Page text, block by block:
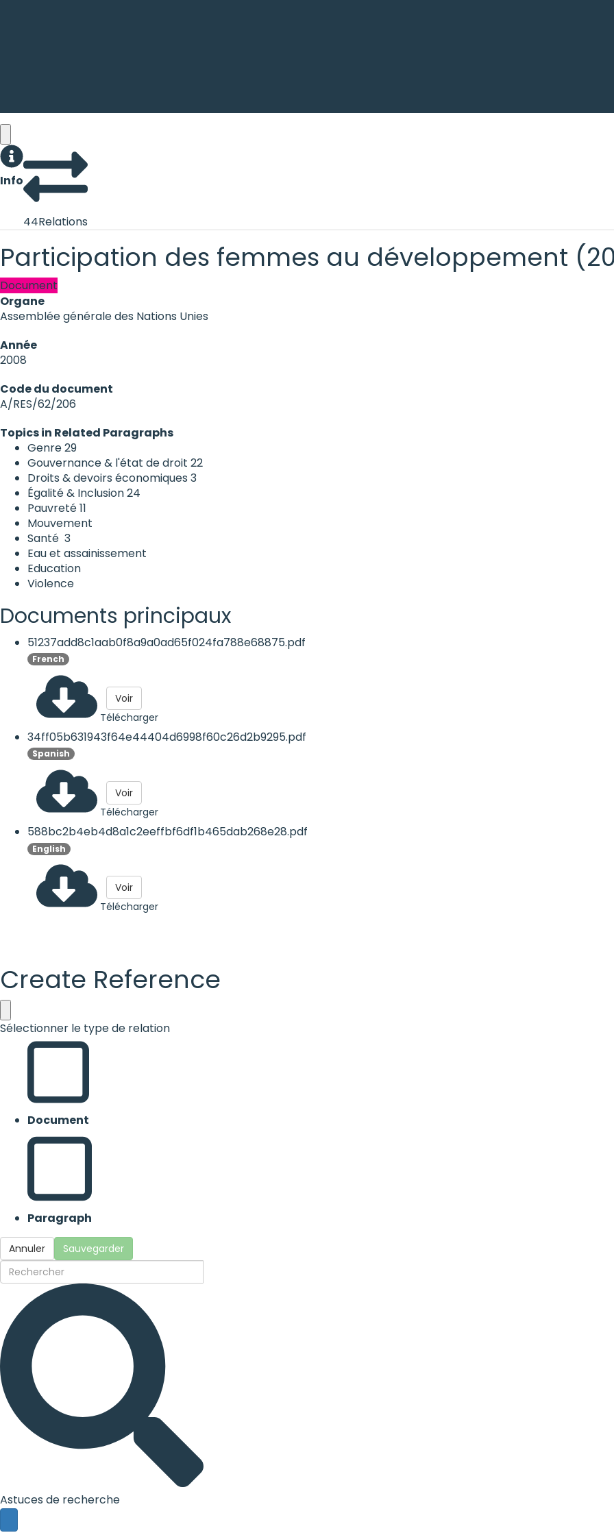
Info
44Relations
Participation des femmes au développement
Document
Organe
Assemblée générale des Nations Unies
Année
2008
Code du document
A/RES/62/206
Topics in Related Paragraphs
Genre29
Gouvernance & l'état de droit 22
Droits & devoirs économiques 3
Égalité & Inclusion24
Pauvreté11
Mouvement
Santé 3
Eau et assainissement
Education
Violence
Documents principaux
51237add8c1aab0f8a9a0ad65f024fa788e68875.pdf
French
Télécharger
Voir
34ff05b631943f64e44404d6998f60c26d2b9295.pdf
Spanish
Télécharger
Voir
588bc2b4eb4d8a1c2eeffbf6df1b465dab268e28.pdf
English
Télécharger
Voir
Create Reference
Sélectionner le type de relation
Document
Paragraph
Annuler Sauvegarder
Astuces de recherche